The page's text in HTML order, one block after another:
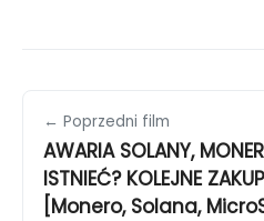
← Poprzedni film
AWARIA SOLANY,
ISTNIEĆ? KOLEJNE
[Monero, Solana,